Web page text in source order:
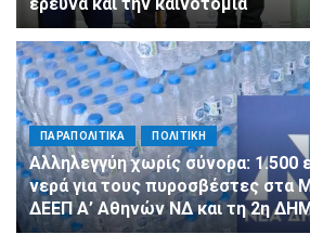
ΠΑΡΑΠΟΛΙΤΙΚΑ ΠΟΛΙΤΙΚΗ
Αλληλεγγύη χωρίς σύνορα: 1.500
νερά για τους πυροσβέστες στα
ΔΕΕΠ Α’ Αθηνών ΝΔ και τη 2η